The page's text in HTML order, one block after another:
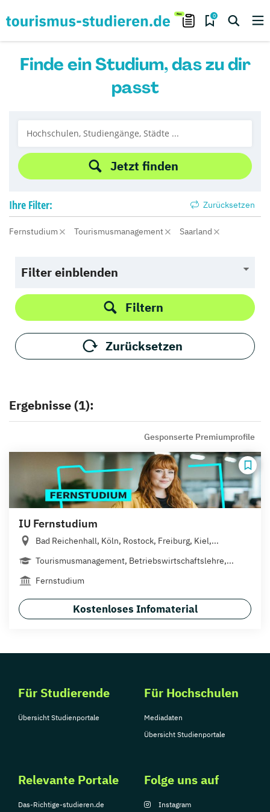
0
Finde ein Studium, das zu dir
passt
Jetzt finden
Ihre Filter: Zurücksetzen
Fernstudium Tourismusmanagement Saarland
Filter einblenden
Filtern
Zurücksetzen
Ergebnisse (1):
Gesponserte Premiumprofile
IU Fernstudium
Bad Reichenhall, Köln, Rostock, Freiburg, Kiel,...
Tourismusmanagement, Betriebswirtschaftslehre,...
Fernstudium
Kostenloses Infomaterial
Für Studierende
Übersicht Studienportale
Für Hochschulen
Mediadaten
Übersicht Studienportale
Relevante Portale
Das-Richtige-studieren.de
Folge uns auf
Instagram